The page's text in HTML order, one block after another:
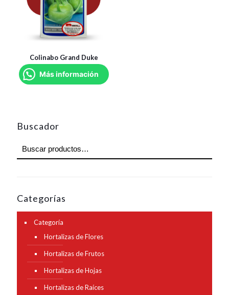
Colinabo Grand Duke
Más información
Buscador
Categorías
Categoría
Hortalizas de Flores
Hortalizas de Frutos
Hortalizas de Hojas
Hortalizas de Raíces